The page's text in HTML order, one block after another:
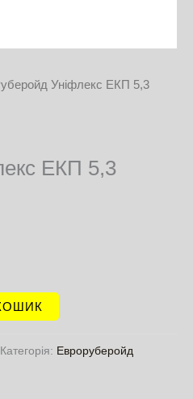
Уніфлекс ЕКП 5,3
ЕКП 5,3
Категорія: Евроруберойд